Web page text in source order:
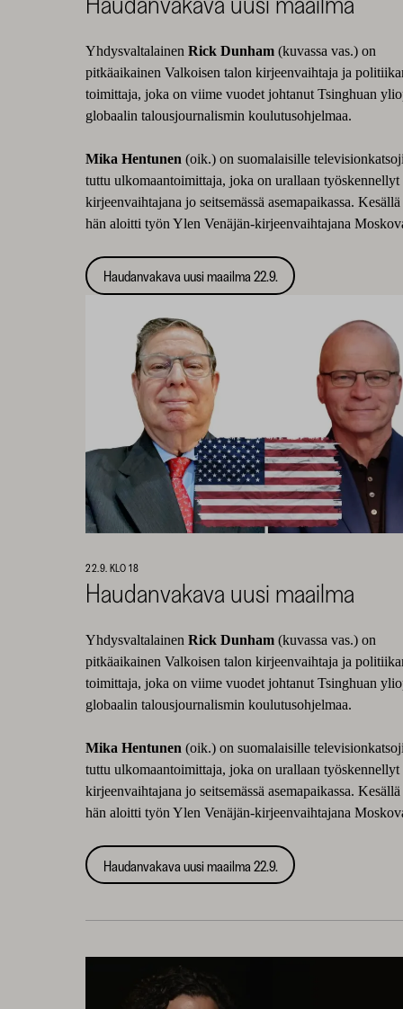
YhdysvaltalainenRick Dunham (kuvassa vas.) on
pitkäaikainen Valkoisen talon kirjeenvaihtaja ja
toimittaja, joka on viime vuodet johtanut Tsinghuan
globaalin talousjournalismin koulutusohjelmaa.
Mika Hentunen (oik.) on suomalaisille
tuttu ulkomaantoimittaja, joka on urallaan työskennellyt
kirjeenvaihtajana jo seitsemässä asemapaikassa.
hän aloitti työn Ylen Venäjän-kirjeenvaihtajana
Haudanvakava uusi maailma 22.9.
22.9. KLO 18
Haudanvakava uusi maailma
YhdysvaltalainenRick Dunham (kuvassa vas.) on
pitkäaikainen Valkoisen talon kirjeenvaihtaja ja
toimittaja, joka on viime vuodet johtanut Tsinghuan
globaalin talousjournalismin koulutusohjelmaa.
Mika Hentunen (oik.) on suomalaisille
tuttu ulkomaantoimittaja, joka on urallaan työskennellyt
kirjeenvaihtajana jo seitsemässä asemapaikassa.
hän aloitti työn Ylen Venäjän-kirjeenvaihtajana
Haudanvakava uusi maailma 22.9.